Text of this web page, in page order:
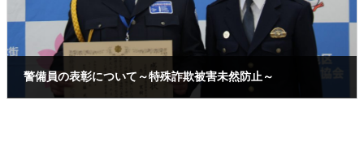
警備員の表彰について～特殊詐欺被害未然防止～